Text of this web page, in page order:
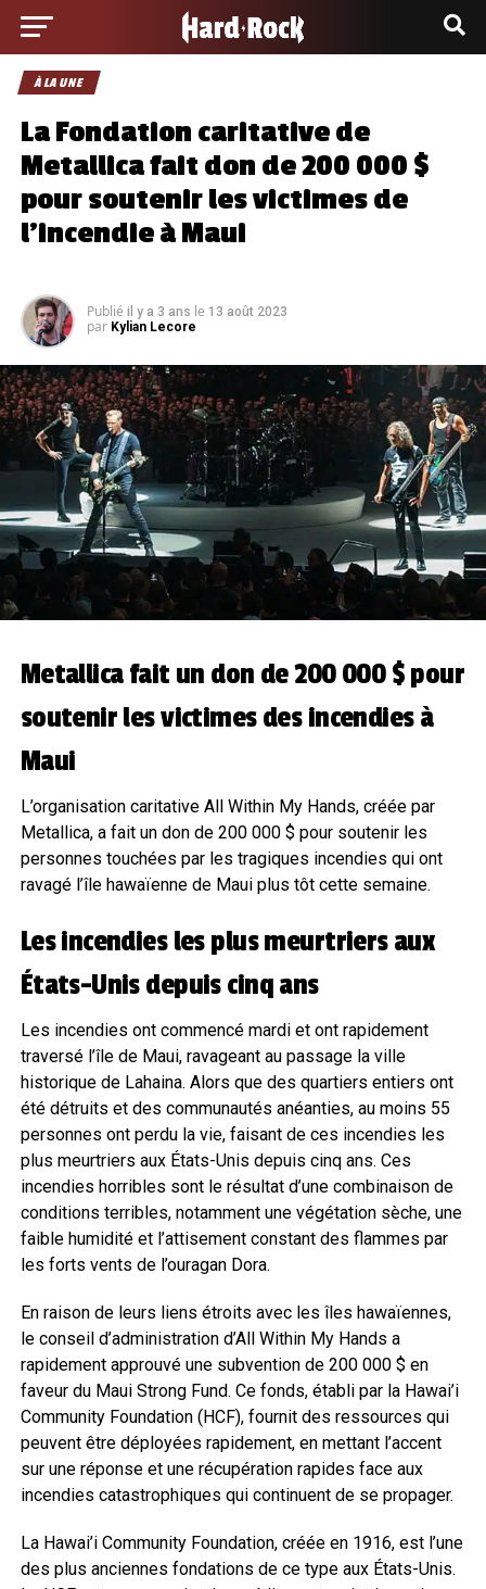
À LA UNE
La Fondation caritative de
Metallica fait don de 200 000 $
pour soutenir les victimes de
l’incendie à Maui
Publié il y a 3 ans le 13 août 2023
par Kylian Lecore
Metallica fait un don de 200 000 $ pour
soutenir les victimes des incendies à
Maui
L’organisation caritative All Within My Hands, créée par
Metallica, a fait un don de 200 000 $ pour soutenir les
personnes touchées par les tragiques incendies qui ont
ravagé l’île hawaïenne de Maui plus tôt cette semaine.
Les incendies les plus meurtriers aux
États-Unis depuis cinq ans
Les incendies ont commencé mardi et ont rapidement
traversé l’île de Maui, ravageant au passage la ville
historique de Lahaina. Alors que des quartiers entiers ont
été détruits et des communautés anéanties, au moins 55
personnes ont perdu la vie, faisant de ces incendies les
plus meurtriers aux États-Unis depuis cinq ans. Ces
incendies horribles sont le résultat d’une combinaison de
conditions terribles, notamment une végétation sèche, une
faible humidité et l’attisement constant des flammes par
les forts vents de l’ouragan Dora.
En raison de leurs liens étroits avec les îles hawaïennes,
le conseil d’administration d’All Within My Hands a
rapidement approuvé une subvention de 200 000 $ en
faveur du Maui Strong Fund. Ce fonds, établi par la Hawai’i
Community Foundation (HCF), fournit des ressources qui
peuvent être déployées rapidement, en mettant l’accent
sur une réponse et une récupération rapides face aux
incendies catastrophiques qui continuent de se propager.
La Hawai’i Community Foundation, créée en 1916, est l’une
des plus anciennes fondations de ce type aux États-Unis.